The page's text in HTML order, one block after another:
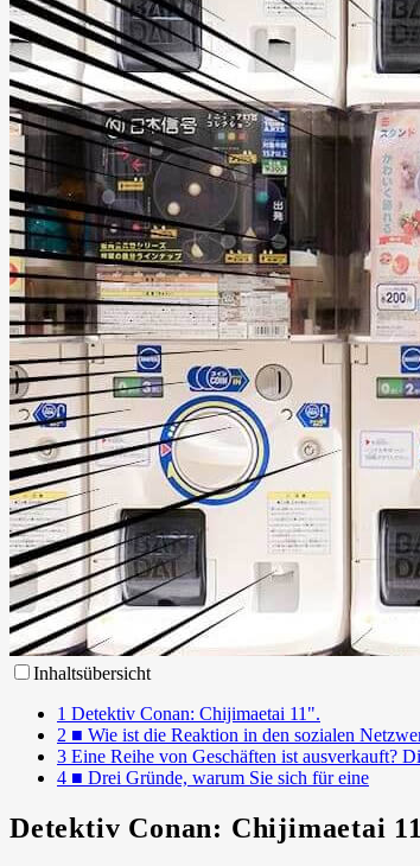
Inhaltsübersicht
1 Detektiv Conan: Chijimaetai 11".
2 ■ Wie ist die Reaktion in den sozialen
3 Eine Reihe von Geschäften ist ausverkauft?
4 ■ Drei Gründe, warum Sie sich für eine
Detektiv Conan: Chijimaetai